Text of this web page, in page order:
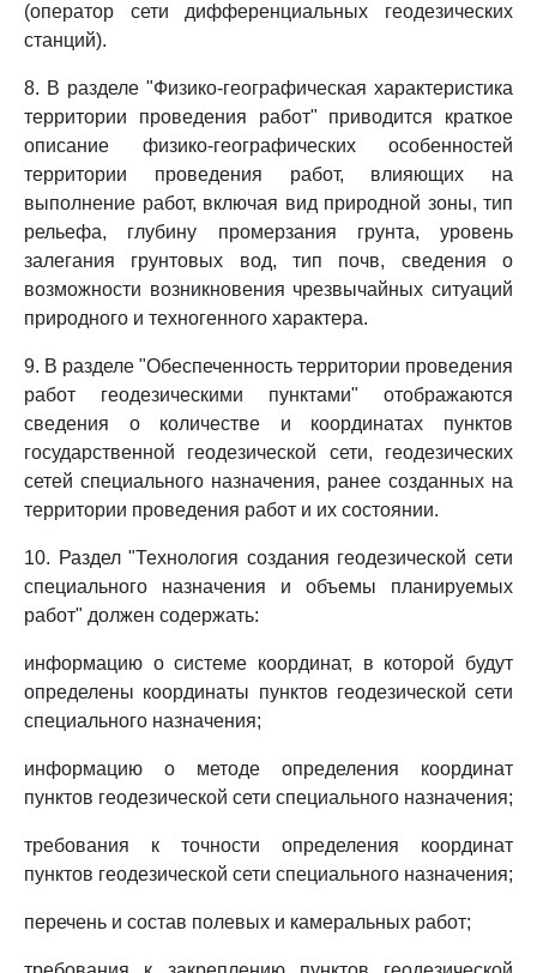
(оператор сети дифференциальных геодезических
станций).
8. В разделе "Физико-географическая характеристика
территории проведения работ" приводится краткое
описание физико-географических особенностей
территории проведения работ, влияющих на
выполнение работ, включая вид природной зоны, тип
рельефа, глубину промерзания грунта, уровень
залегания грунтовых вод, тип почв, сведения о
возможности возникновения чрезвычайных ситуаций
природного и техногенного характера.
9. В разделе "Обеспеченность территории проведения
работ геодезическими пунктами" отображаются
сведения о количестве и координатах пунктов
государственной геодезической сети, геодезических
сетей специального назначения, ранее созданных на
территории проведения работ и их состоянии.
10. Раздел "Технология создания геодезической сети
специального назначения и объемы планируемых
работ" должен содержать:
информацию о системе координат, в которой будут
определены координаты пунктов геодезической сети
специального назначения;
информацию о методе определения координат
пунктов геодезической сети специального назначения;
требования к точности определения координат
пунктов геодезической сети специального назначения;
перечень и состав полевых и камеральных работ;